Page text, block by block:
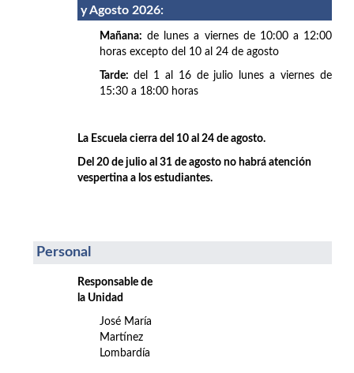
y Agosto 2026:
Mañana: de lunes a viernes de 10:00 a 12:00
horas excepto del 10 al 24 de agosto
Tarde: del 1 al 16 de julio lunes a viernes de
15:30 a 18:00 horas
La Escuela cierra del 10 al 24 de agosto.
Del 20 de julio al 31 de agosto no habrá atención
vespertina a los estudiantes.
Personal
Responsable de
la Unidad
José María
Martínez
Lombardía